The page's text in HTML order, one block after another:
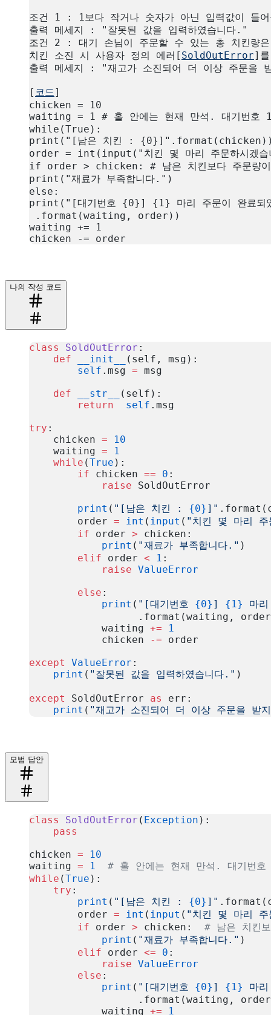
조건 1 : 1보다 작거나 숫자가 아닌 입력값이 들
출력 메세지 : "잘못된 값을 입력하였습니다."
조건 2 : 대기 손님이 주문할 수 있는 총 치킨량
치킨 소진 시 사용자 정의 에러[ SoldOutError]를
출력 메세지 : "재고가 소진되어 더 이상 주문을
[ 코드]
chicken = 10
waiting = 1 # 홀 안에는 현재 만석. 대기번호 1
while(True):
print("[남은 치킨 :
order = int(input("치킨 몇 마리 주문하시겠
if order > chicken: # 남은 치킨보다 주문량
print("재료가 부족합니다.")
else:
print("[대기번호 {0}] {1} 마리 주문이 완료되
.format(waiting, order))
waiting += 1
chicken -= order
나의 작성 코드
class SoldOutError :
    def
__init__
(self, msg):
        self
.msg = msg
    def
__str__
(self):
        return
  self
.msg
try :
    chicken
= 10
    waiting
= 1
    while
(True ):
        if
chicken == 0 :
            raise
SoldOutError
        print
( "[남은 치킨 : {0} ]"
        order
= int ( input ( "치킨 몇 마리 주
        if
order > chicken:
            print
( "재료가 부족합니다." )
        elif
order < 1 :
            raise
ValueError
        else
:
            print
( "[대기번호 {0} ] {1}
마
.format(waiting,
            waiting
+= 1
            chicken
-= order
except
ValueError :
    print
( "잘못된 값을 입력하였습니다." )
except SoldOutError as
err:
    print
( "재고가 소진되어 더 이상 주문을 받
모범 답안
class SoldOutError ( Exception ):
    pass
chicken = 10
waiting = 1
# 홀 안에는 현재 만석. 대기번호
while (True ):
    try
:
        print
( "[남은 치킨 : {0} ]"
        order
= int ( input ( "치킨 몇 마리 주
        if
order > chicken: # 남은 치킨
            print
( "재료가 부족합니다." )
        elif
order <= 0 :
            raise
ValueError
        else
:
            print
( "[대기번호 {0} ] {1}
마
.format(waiting,
            waiting
+= 1